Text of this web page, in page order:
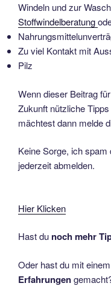
Windeln und zur
Stoffwindelberatung
Zu viel Kontakt mit
Pilz
Wenn dieser Beitrag
Zukunft nützliche
mächtest dann melde
Keine Sorge, ich
jederzeit abmelden.
Hier Klicken
Hast du noch mehr
Oder hast du mit
Erfahrungen